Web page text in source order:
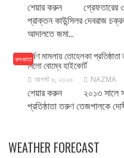
শেয়ার করুন গ্রেফতারের ৩৫
প্রাক্তন কাউন্সিলর দেবরাজ
আদালতে জমা...
কলকাতাধর্ষণ মামলায় তোহেলকা
দিলো বোম্বে হাইকোর্ট
আগস্ট ৬, ২০২৬ NAZMA
শেয়ার করুন ২০১৩ সালে
প্রতিষ্ঠাতা তরুণ তেজপালকে
WEATHER FORECAST